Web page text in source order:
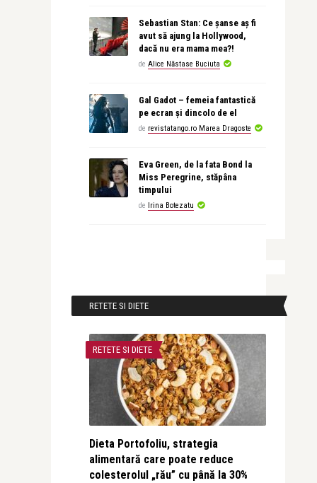
Sebastian Stan: Ce șanse aș fi
avut să ajung la Hollywood,
dacă nu era mama mea?!
de Alice Năstase Buciuta
Gal Gadot – femeia fantastică
pe ecran și dincolo de el
de revistatango.ro Marea Dragoste
Eva Green, de la fata Bond la
Miss Peregrine, stăpâna
timpului
de Irina Botezatu
RETETE SI DIETE
RETETE SI DIETE
Dieta Portofoliu, strategia
alimentară care poate reduce
colesterolul „rău” cu până la 30%